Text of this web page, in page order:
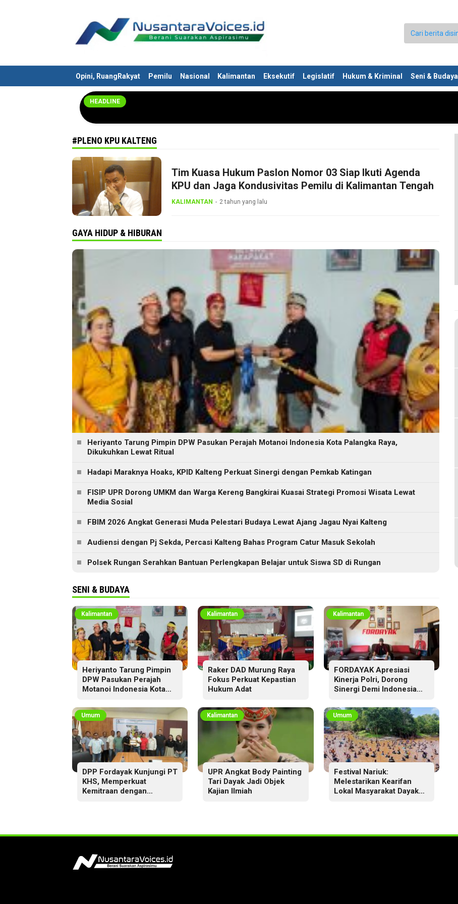
Nusantaravoices.id
Berani Suarakan Aspirasimu
Opini, RuangRakyat Pemilu Nasional Kalimantan Eksekutif Legislatif Hukum & Kriminal Seni & Budaya
HEADLINE
#PLENO KPU KALTENG
Tim Kuasa Hukum Paslon Nomor 03 Siap Ikuti Agenda
KPU dan Jaga Kondusivitas Pemilu di Kalimantan Tengah
KALIMANTAN 2 tahun yang lalu
GAYA HIDUP & HIBURAN
Heriyanto Tarung Pimpin DPW Pasukan Perajah Motanoi Indonesia Kota Palangka Raya,
Dikukuhkan Lewat Ritual
Hadapi Maraknya Hoaks, KPID Kalteng Perkuat Sinergi dengan Pemkab Katingan
FISIP UPR Dorong UMKM dan Warga Kereng Bangkirai Kuasai Strategi Promosi Wisata Lewat
Media Sosial
FBIM 2026 Angkat Generasi Muda Pelestari Budaya Lewat Ajang Jagau Nyai Kalteng
Audiensi dengan Pj Sekda, Percasi Kalteng Bahas Program Catur Masuk Sekolah
Polsek Rungan Serahkan Bantuan Perlengkapan Belajar untuk Siswa SD di Rungan
SENI & BUDAYA
Kalimantan
Heriyanto Tarung Pimpin
DPW Pasukan Perajah
Motanoi Indonesia Kota
Dikukuhkan Lewat Ritual
Kalimantan
Raker DAD Murung Raya
Fokus Perkuat Kepastian
Hukum Adat
Kalimantan
FORDAYAK Apresiasi
Kinerja Polri, Dorong
Sinergi Demi Indonesia
Umum
DPP Fordayak Kunjungi PT
KHS, Memperkuat
Kemitraan dengan
Kalimantan
UPR Angkat Body Painting
Tari Dayak Jadi Objek
Kajian Ilmiah
Umum
Festival Nariuk:
Melestarikan Kearifan
Lokal Masyarakat Dayak